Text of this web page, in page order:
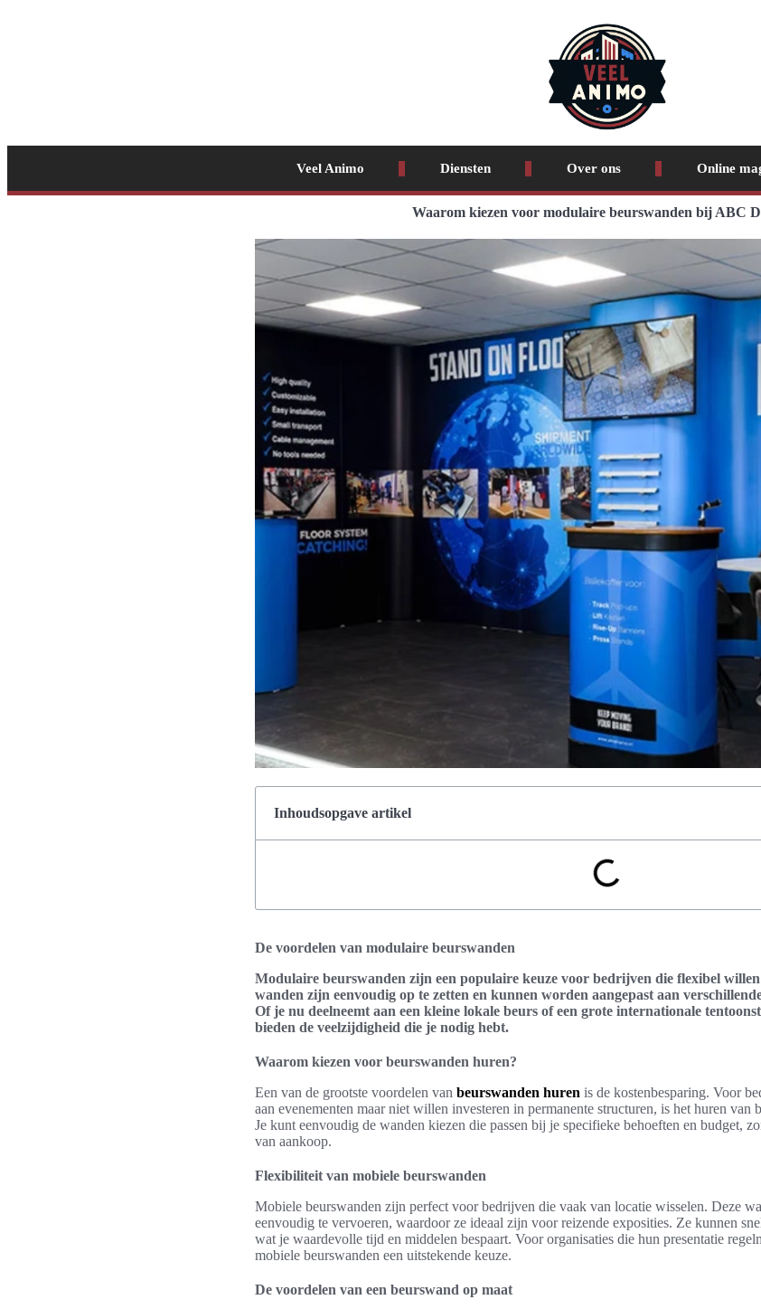
Veel Animo Diensten Over ons Online
Waarom kiezen voor modulaire beurswanden bij ABC
Inhoudsopgave artikel
De voordelen van modulaire beurswanden
Modulaire beurswanden zijn een populaire keuze voor bedrijven die flexibel
wanden zijn eenvoudig op te zetten en kunnen worden aangepast aan
Of je nu deelneemt aan een kleine lokale beurs of een grote internationale
bieden de veelzijdigheid die je nodig hebt.
Waarom kiezen voor beurswanden huren?
Een van de grootste voordelen van beurswanden huren is de kostenbesparing. Voor
aan evenementen maar niet willen investeren in permanente structuren, is het huren van
Je kunt eenvoudig de wanden kiezen die passen bij je specifieke behoeften en budget,
van aankoop.
Flexibiliteit van mobiele beurswanden
Mobiele beurswanden zijn perfect voor bedrijven die vaak van locatie wisselen. Deze
eenvoudig te vervoeren, waardoor ze ideaal zijn voor reizende exposities. Ze kunnen
wat je waardevolle tijd en middelen bespaart. Voor organisaties die hun presentatie
mobiele beurswanden een uitstekende keuze.
De voordelen van een beurswand op maat